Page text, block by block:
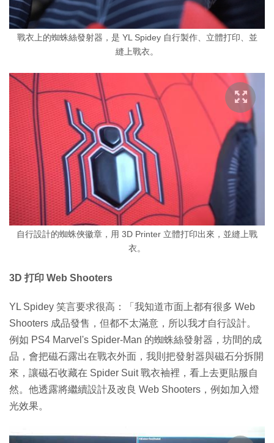
戰衣上的蜘蛛絲發射器，是 YL Spidey 自行製作、立體打印、並
縫上戰衣。
自行設計的蜘蛛俠徽章，用 3D Printer 立體打印出來，並縫上戰
衣。
3D 打印 Web Shooters
YL Spidey 笑言要求很高：「我知道市面上都有很多 Web
Shooters 成品發售，但都不太滿意，所以我才自行設計。
例如 PS4 Marvel's Spider-Man 的蜘蛛絲發射器，坊間的成
品，會把磁石露出在戰衣外面，我則把發射器與磁石分拆開
來，讓磁石收藏在 Spider Suit 戰衣袖裡，看上去更貼服自
然。他透露將繼續設計及改良 Web Shooters，例如加入燈
光效果。